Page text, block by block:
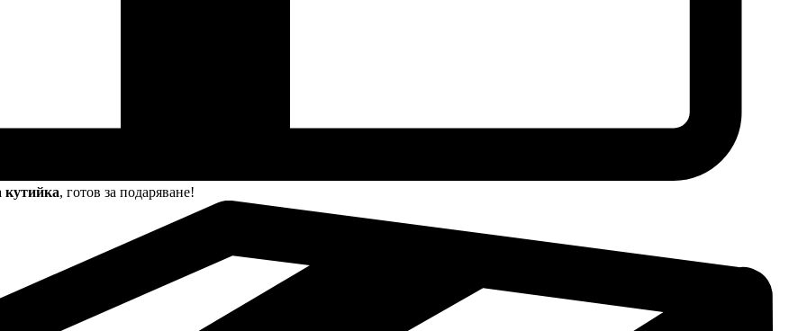
кутийка, готов за подаряване!